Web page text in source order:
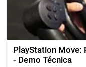
PlayStation Move:
- Demo Técnica